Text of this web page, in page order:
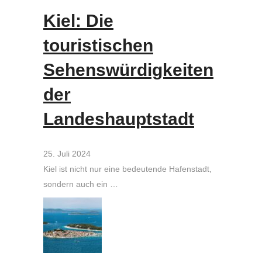
Kiel: Die
touristischen
Sehenswürdigkeiten
der
Landeshauptstadt
25. Juli 2024
Kiel ist nicht nur eine bedeutende Hafenstadt,
sondern auch ein …